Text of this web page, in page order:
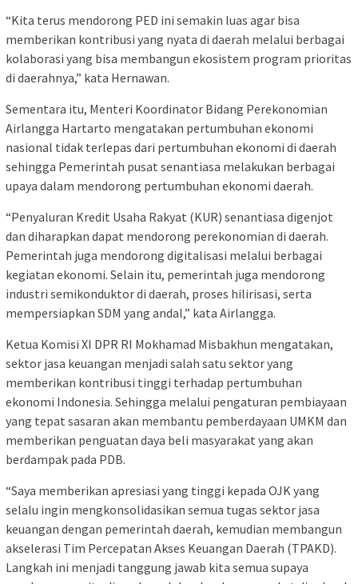
“Kita terus mendorong PED ini semakin luas agar bisa
memberikan kontribusi yang nyata di daerah melalui berbagai
kolaborasi yang bisa membangun ekosistem program prioritas
di daerahnya,” kata Hernawan.
Sementara itu, Menteri Koordinator Bidang Perekonomian
Airlangga Hartarto mengatakan pertumbuhan ekonomi
nasional tidak terlepas dari pertumbuhan ekonomi di daerah
sehingga Pemerintah pusat senantiasa melakukan berbagai
upaya dalam mendorong pertumbuhan ekonomi daerah.
“Penyaluran Kredit Usaha Rakyat (KUR) senantiasa digenjot
dan diharapkan dapat mendorong perekonomian di daerah.
Pemerintah juga mendorong digitalisasi melalui berbagai
kegiatan ekonomi. Selain itu, pemerintah juga mendorong
industri semikonduktor di daerah, proses hilirisasi, serta
mempersiapkan SDM yang andal,” kata Airlangga.
Ketua Komisi XI DPR RI Mokhamad Misbakhun mengatakan,
sektor jasa keuangan menjadi salah satu sektor yang
memberikan kontribusi tinggi terhadap pertumbuhan
ekonomi Indonesia. Sehingga melalui pengaturan pembiayaan
yang tepat sasaran akan membantu pemberdayaan UMKM dan
memberikan penguatan daya beli masyarakat yang akan
berdampak pada PDB.
“Saya memberikan apresiasi yang tinggi kepada OJK yang
selalu ingin mengkonsolidasikan semua tugas sektor jasa
keuangan dengan pemerintah daerah, kemudian membangun
akselerasi Tim Percepatan Akses Keuangan Daerah (TPAKD).
Langkah ini menjadi tanggung jawab kita semua supaya